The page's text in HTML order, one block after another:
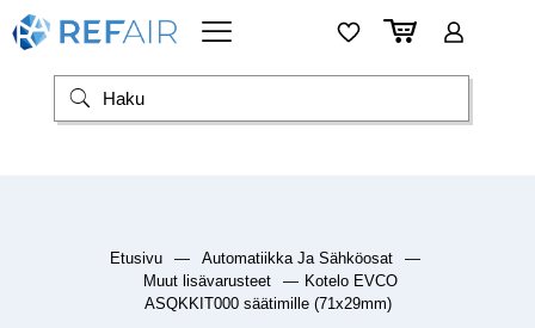
Etusivu — Automatiikka Ja Sähköosat
—
Muut lisävarusteet
— Kotelo EVCO
ASQKKIT000 säätimille (71x29mm)